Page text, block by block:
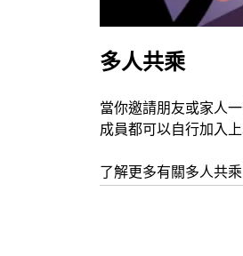
多人共乘
當你邀請朋友或家人
成員都可以自行加入
了解更多有關多人共